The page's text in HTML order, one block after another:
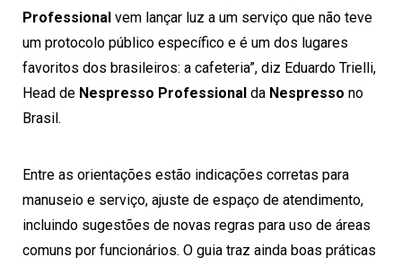
Professional vem lançar luz a um serviço que não teve
um protocolo público específico e é um dos lugares
favoritos dos brasileiros: a cafeteria”, diz Eduardo Trielli,
Head de Nespresso Professional da Nespresso no
Brasil.
Entre as orientações estão indicações corretas para
manuseio e serviço, ajuste de espaço de atendimento,
incluindo sugestões de novas regras para uso de áreas
comuns por funcionários. O guia traz ainda boas práticas